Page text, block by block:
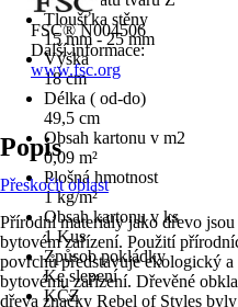
Tloušťka stěny
15 mm - 25 mm
Výška
18 cm
Délka ( od-do)
49,5 cm
Obsah kartonu v m2
0,09 m²
Plošná hmotnost
1 kg/m²
Obsah kartonu v ks
1 Kus
Způsob pokládky
Ke slepení
KČZ
FSC® N004506
Další informace:
www.fsc.org
Popis
Přeskočit oblast
Přírodní materiály jako dřevo
bytovém zařízení. Použití
povrchů představuje ekologický
bytovému zařízení. Dřevěné
dřeva značky Rebel of Styles